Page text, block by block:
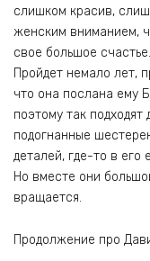
слишком красив,
женским вниманием,
свое большое счастье.
Пройдет немало лет,
что она послана ему
поэтому так подходят
подогнанные
деталей, где-то в его
Но вместе они
вращается.
Продолжение про